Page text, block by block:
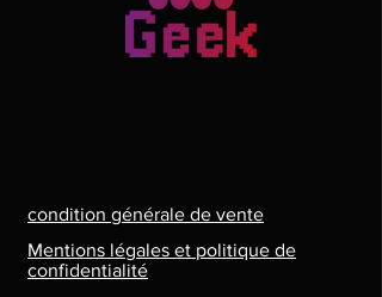
condition générale de vente
Mentions légales et politique de
confidentialité